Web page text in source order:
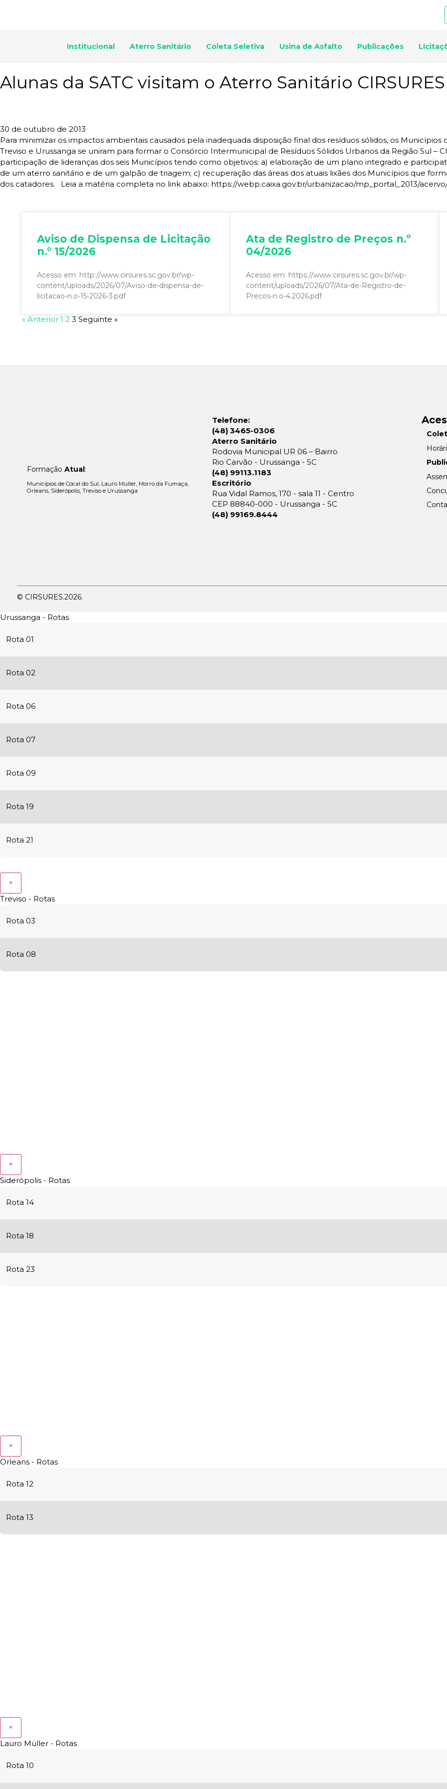
Institucional Aterro Sanitário Coleta Seletiva Usina de Asfalto Publicações
Alunas da SATC visitam o Aterro Sanitário CIRSURES
30 de outubro de 2013
Para minimizar os impactos ambientais causados pela inadequada disposição final dos resíduos sólidos, os
Treviso e Urussanga se uniram para formar o Consórcio Intermunicipal de Resíduos Sólidos Urbanos da Região Sul –
participação de lideranças dos seis Municípios tendo como objetivos: a) elaboração de um plano integrado e
de um aterro sanitário e de um galpão de triagem; c) recuperação das áreas dos atuais lixães dos Municípios que
dos catadores. Leia a matéria completa no link abaixo: https://webp.caixa.gov.br/urbanizacao/mp_portal_2013/
Aviso de Dispensa de Licitação
n.° 15/2026
Acesso em: http://www.cirsures.sc.gov.br/wp-
content/uploads/2026/07/Aviso-de-dispensa-de-
licitacao-n.o-15-2026-3.pdf
Ata de Registro de Preços n.º
04/2026
Acesso em: https://www.cirsures.sc.gov.br/wp-
content/uploads/2026/07/Ata-de-Registro-de-
Precos-n.o-4.2026.pdf
« Anterior 1 2 3 Seguinte »
Formação Atual :
Municípios de Cocal do Sul, Lauro Müller, Morro da Fumaça,
Orleans, Siderópolis, Treviso e Urussanga
Telefone:
(48) 3465-0306
Aterro Sanitário
Rodovia Municipal UR 06 – Bairro
Rio Carvão - Urussanga - SC
(48) 99113.1183
Escritório
Rua Vidal Ramos, 170 - sala 11 - Centro
CEP 88840-000 - Urussanga - SC
(48) 99169.8444
© CIRSURES.2026.
Urussanga - Rotas
Rota 01
Rota 02
Rota 06
Rota 07
Rota 09
Rota 19
Rota 21
×
Treviso - Rotas
Rota 03
Rota 08
×
Siderópolis - Rotas
Rota 14
Rota 18
Rota 23
×
Orleans - Rotas
Rota 12
Rota 13
×
Lauro Müller - Rotas
Rota 10